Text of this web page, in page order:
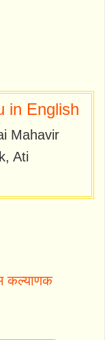
in English
Mahavir
Ati
कल्याणक